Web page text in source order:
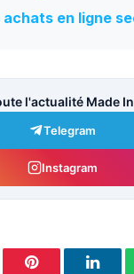
achats en ligne
l'actualité Made
Telegram
Instagram